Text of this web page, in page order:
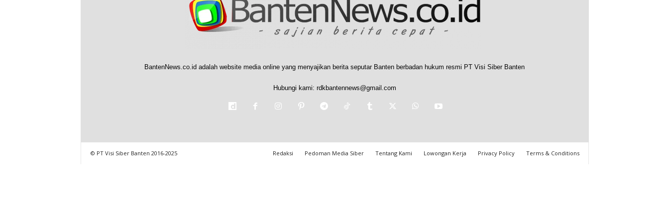
BantenNews.co.id adalah website media online yang menyajikan berita seputar Banten berbadan hukum resmi PT Visi Siber Banten
Hubungi kami: rdkbantennews@gmail.com
Redaksi Pedoman Media Siber Tentang Kami Lowongan Kerja Privacy Policy Terms & Conditions
© PT Visi Siber Banten 2016-2025